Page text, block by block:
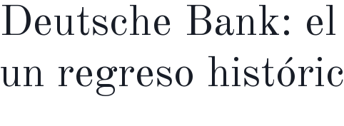
Deutsche Bank:
un regreso